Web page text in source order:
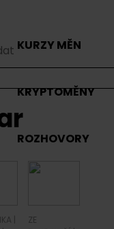
KURZY MĚN
KRYPTOMĚNY
ROZHOVORY
ZE